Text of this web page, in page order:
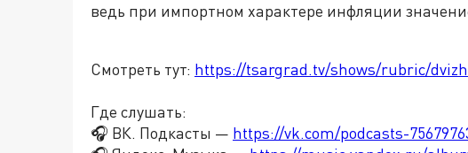
ведь при импортном характере инфляции
Смотреть тут: https://tsargrad.tv/shows/rubric/
Где слушать:
🎧 ВК. Подкасты — https://vk.com/podcasts-